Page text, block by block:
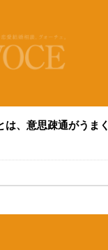
、意思疎通がうまく